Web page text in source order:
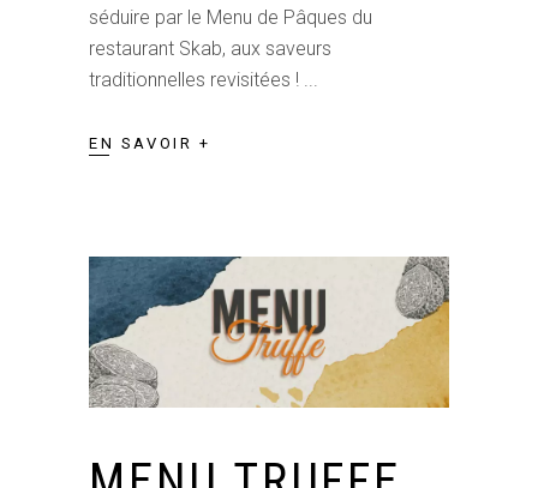
séduire par le Menu de Pâques du
restaurant Skab, aux saveurs
traditionnelles revisitées !
EN SAVOIR +